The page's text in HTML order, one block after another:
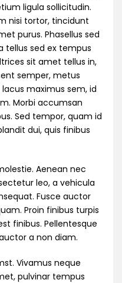
ligula sollicitudin.
nisi tortor, tincidunt
purus. Phasellus sed
tellus sed ex tempus
sit amet tellus in,
semper, metus
maximus sem, id
Morbi accumsan
Sed tempor, quam id
dui, quis finibus
Aenean nec
leo, a vehicula
Fusce auctor
Proin finibus turpis
finibus. Pellentesque
a non diam.
Vivamus neque
pulvinar tempus